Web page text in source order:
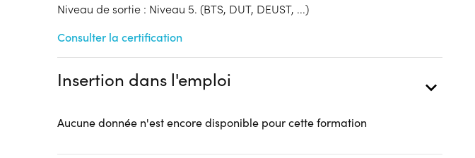
Tarif :N.C.
Lieu de formation
24b Rue Gantois
ADONIS - Rose Carmin
Pas d'accès handicap
Niveau de sortie : Niveau 5. (BTS, DUT, DEUST, ...)
Consulter la certification
Insertion dans l'emploi
Aucune donnée n'est encore disponible pour cette formation